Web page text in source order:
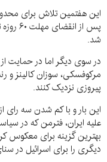
این هفتمین تلاش برای
پس از
شد.
در سوی دیگر اما در حمایت
مرکوفسکی، سوزان کالینز و
پیروزی نزدیک کنند.
این بار و با کم شدن سه رای
علیه ایران، فترمن که در
بهترین گزینه برای معکوس
دیگری را برای اسرائیل در